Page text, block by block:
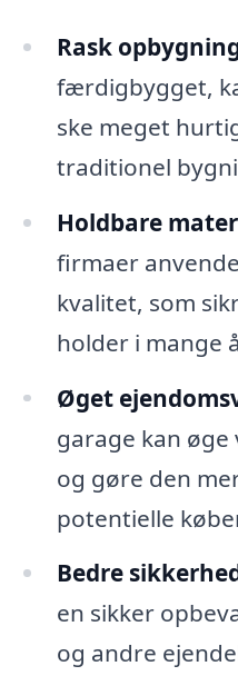
Rask
færdigbygget,
ske meget
traditionel
Holdbare
firmaer
kvalitet, som
holder i mange
Øget
garage kan
og gøre den
potentielle
Bedre
en sikker
og andre